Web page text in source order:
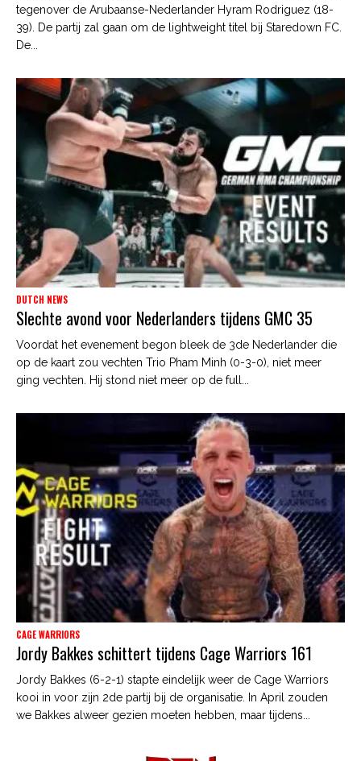
tegenover de Arubaanse-Nederlander Hyram Rodriguez (18-
39). De partij zal gaan om de lightweight titel bij Staredown FC.
De...
DUTCH NEWS
Slechte avond voor Nederlanders tijdens GMC 35
Voordat het evenement begon bleek de 3de Nederlander die
op de kaart zou vechten Trio Pham Minh (0-3-0), niet meer
ging vechten. Hij stond niet meer op de full...
CAGE WARRIORS
Jordy Bakkes schittert tijdens Cage Warriors 161
Jordy Bakkes (6-2-1) stapte eindelijk weer de Cage Warriors
kooi in voor zijn 2de partij bij de organisatie. In April zouden
we Bakkes alweer gezien moeten hebben, maar tijdens...